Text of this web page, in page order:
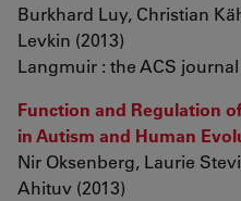
Burkhard Luy, Christian
Levkin (2013)
Langmuir : the ACS
Function and Regulation
in Autism and Human
Nir Oksenberg, Laurie
Ahituv (2013)